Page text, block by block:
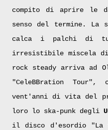
compito di aprire le
senso del termine. La
calca i palchi di
irresistibile miscela di
rock steady arriva ad
"CeleBBration
vent'anni di vita del
loro lo ska-punk degli
il disco d'esordio